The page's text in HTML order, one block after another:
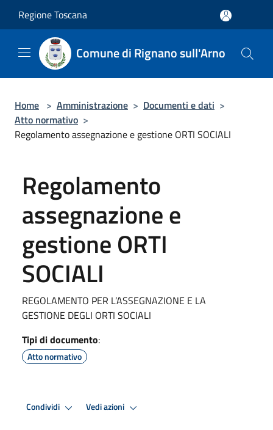
Regione Toscana
Comune di Rignano sull'Arno
Home > Amministrazione > Documenti e dati >
Atto normativo >
Regolamento assegnazione e gestione ORTI SOCIALI
Regolamento
assegnazione e
gestione ORTI
SOCIALI
REGOLAMENTO PER L’ASSEGNAZIONE E LA
GESTIONE DEGLI ORTI SOCIALI
Tipi di documento:
Atto normativo
Condividi Vedi azioni